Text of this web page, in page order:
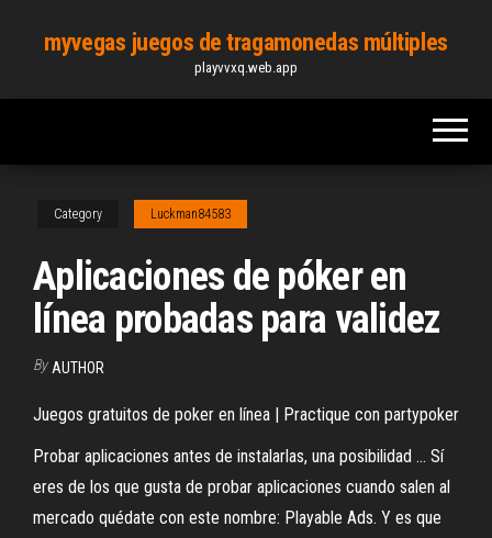
content
myvegas juegos de tragamonedas múltiples
playvvxq.web.app
Category Luckman84583
Aplicaciones de póker en
línea probadas para validez
By AUTHOR
Juegos gratuitos de poker en línea | Practique con partypoker
Probar aplicaciones antes de instalarlas, una posibilidad ... Sí
eres de los que gusta de probar aplicaciones cuando salen al
mercado quédate con este nombre: Playable Ads. Y es que